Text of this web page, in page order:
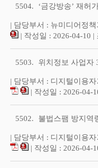
5504. ‘금강방송’ 재허
| 담당부서 : 뉴미디어정
| 작성일 : 2026-04-10 |
5503. 위치정보 사업자
| 담당부서 : 디지털이용
| 작성일 : 2026-04-
5502. 불법스팸 방지역
| 담당부서 : 디지털이용
| 작성일 : 2026-04-